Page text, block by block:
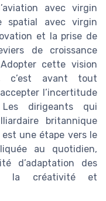
avec virgin
spatial avec virgin
et la prise de
de croissance
cette vision
c’est avant tout
l’incertitude
dirigeants qui
britannique
une étape vers le
au quotidien,
d’adaptation des
la créativité et